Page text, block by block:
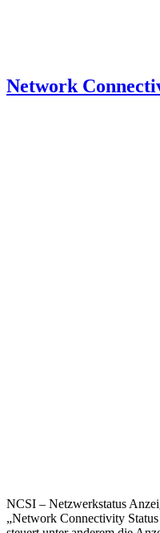
Network
NCSI – Netzwerkstatus
„Network Connectivity